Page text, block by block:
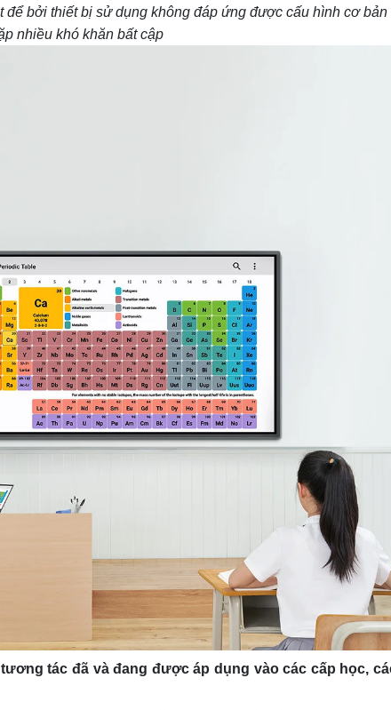
bởi thiết bị sử dụng không đáp ứng được cấu hình cơ bản
nhiều khó khăn bất cập
tác đã và đang được áp dụng vào các cấp học,